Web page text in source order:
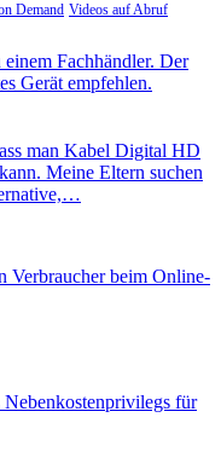
Demand Videos auf Abruf
einem Fachhändler. Der
Gerät empfehlen.
man Kabel Digital HD
Meine Eltern suchen
Verbraucher beim Online-
für